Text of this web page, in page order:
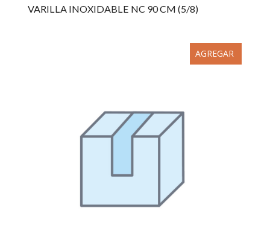
VARILLA INOXIDABLE NC 90 CM (5/8)
AGREGAR